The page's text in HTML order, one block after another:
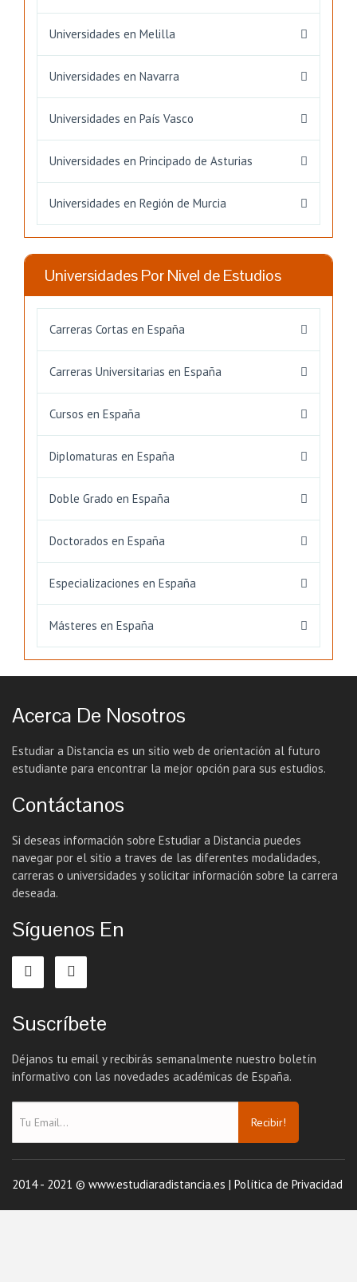
Universidades en Melilla
Universidades en Navarra
Universidades en País Vasco
Universidades en Principado de Asturias
Universidades en Región de Murcia
Universidades Por Nivel de Estudios
Carreras Cortas en España
Carreras Universitarias en España
Cursos en España
Diplomaturas en España
Doble Grado en España
Doctorados en España
Especializaciones en España
Másteres en España
Acerca De Nosotros
Estudiar a Distancia es un sitio web de orientación al futuro
estudiante para encontrar la mejor opción para sus estudios.
Contáctanos
Si deseas información sobre Estudiar a Distancia puedes
navegar por el sitio a traves de las diferentes modalidades,
carreras o universidades y solicitar información sobre la carrera
deseada.
Síguenos En
Suscríbete
Déjanos tu email y recibirás semanalmente nuestro boletín
informativo con las novedades académicas de España.
Recibir!
2014 - 2021 © www.estudiaradistancia.es | Política de Privacidad